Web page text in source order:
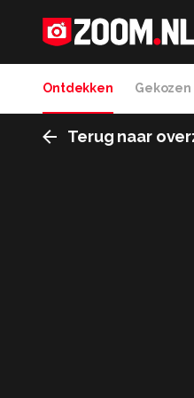
Ontdekken Gekozen
Terug naar